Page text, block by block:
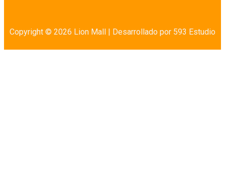
Copyright © 2026 Lion Mall | Desarrollado por 593 Estudio